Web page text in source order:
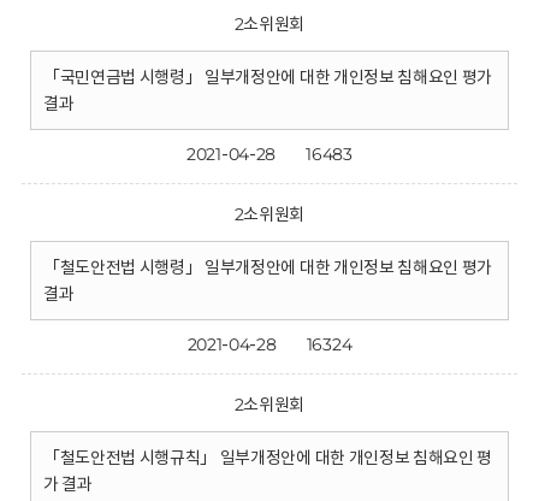
2소위원회
「국민연금법 시행령」 일부개정안에 대한 개인정보 침해요인 평가
결과
2021-04-28 16483
2소위원회
「철도안전법 시행령」 일부개정안에 대한 개인정보 침해요인 평가
결과
2021-04-28 16324
2소위원회
「철도안전법 시행규칙」 일부개정안에 대한 개인정보 침해요인 평
가 결과